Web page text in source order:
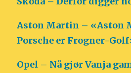
Aston Martin – «Aston
Porsche er Frogner-
Opel – Nå gjør Vanja